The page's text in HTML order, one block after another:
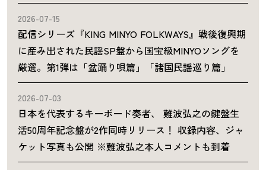
2026-07-15
配信シリーズ『KING MINYO FOLKWAYS』戦後復興期
に産み出された民謡SP盤から国宝級MINYOソングを
厳選。第1弾は「盆踊り唄篇」「諸国民謡巡り篇」
2026-07-03
日本を代表するキーボード奏者、 難波弘之の鍵盤生
活50周年記念盤が2作同時リリース！ 収録内容、ジャ
ケット写真も公開 ※難波弘之本人コメントも到着